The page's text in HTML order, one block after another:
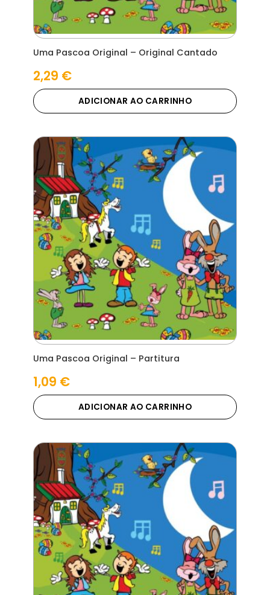
Uma Pascoa Original – Original Cantado
2,29 €
ADICIONAR AO CARRINHO
Uma Pascoa Original – Partitura
1,09 €
ADICIONAR AO CARRINHO